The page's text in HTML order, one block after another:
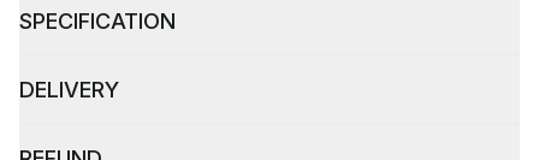
SPECIFICATION
DELIVERY